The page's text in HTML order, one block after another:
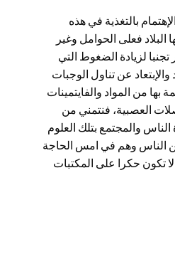
بالتغذية في هذه
فعلى الحوامل وغير
تجنبا لزيادة الضغوط التي
عن تناول الوجبات
بها من المواد والفايتمينات
العصبية، فنتمني من
والمجتمع بتلك العلوم
من الناس وهم في امس الحاجة
تكون حكرا على المكتبات